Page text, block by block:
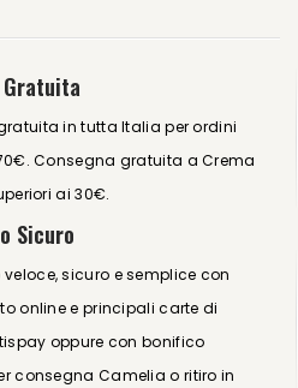
Gratuita
in tutta Italia per ordini
Consegna gratuita a Crema
ai 30€.
Sicuro
sicuro e semplice con
online e principali carte di
oppure con bonifico
consegna Camelia o ritiro in